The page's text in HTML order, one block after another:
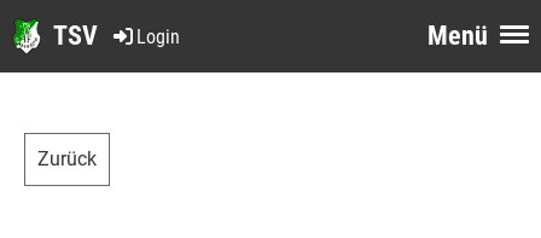
Menü
Login
TSV
Zurück